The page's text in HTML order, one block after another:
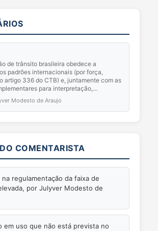
de trânsito brasileira obedece a
padrões internacionais (por força,
artigo 336 do CTB) e, juntamente com as
para interpretação,
Modesto de Araujo
COMENTARISTA
na regulamentação da faixa de
por Julyver Modesto de
em uso que não está prevista no